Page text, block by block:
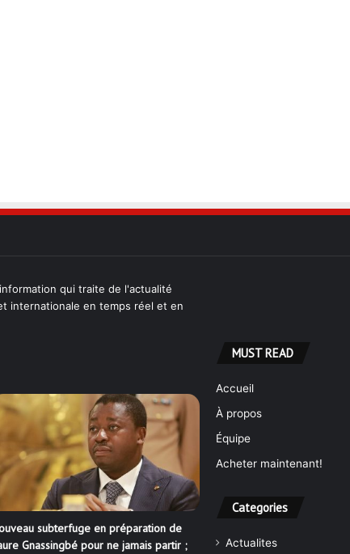
qui traite de l'actualité
internationale en temps réel et en
subterfuge en préparation de
Gnassingbé pour ne jamais partir ;
MUST READ
Accueil
À propos
Équipe
Acheter maintenant!
Categories
Actualites